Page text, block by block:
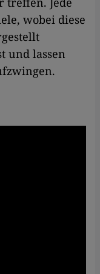
wobei diese
und lassen